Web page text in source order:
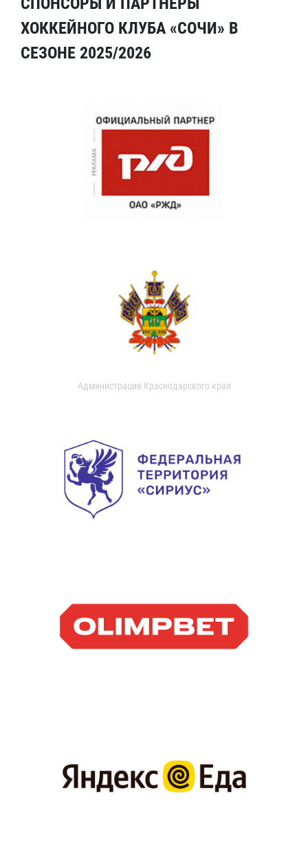
ХОККЕЙНОГО КЛУБА «СОЧИ» В
СЕЗОНЕ 2025/2026
Администрация Краснодарского края